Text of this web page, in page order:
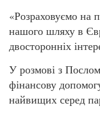
«Розраховуємо на
нашого шляху в
двосторонніх
У розмові з
фінансову
найвищих серед